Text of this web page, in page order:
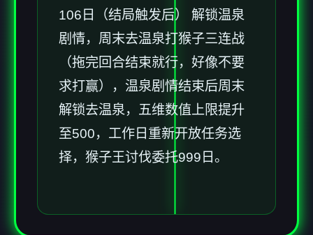
106日（结局触发后） 解锁温泉
剧情，周末去温泉打猴子三连战
（拖完回合结束就行，好像不要
求打赢），温泉剧情结束后周末
解锁去温泉，五维数值上限提升
至500，工作日重新开放任务选
择，猴子王讨伐委托999日。